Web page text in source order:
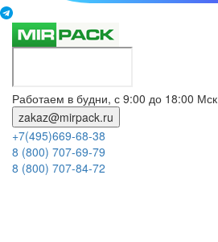
Работаем в будни, с 9:00 до 18:00 Мск
zakaz@mirpack.ru
+7(495)669-68-38
8 (800) 707-69-79
8 (800) 707-84-72